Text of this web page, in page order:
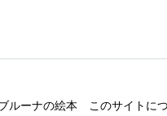
ルーナの絵本
このサイトに